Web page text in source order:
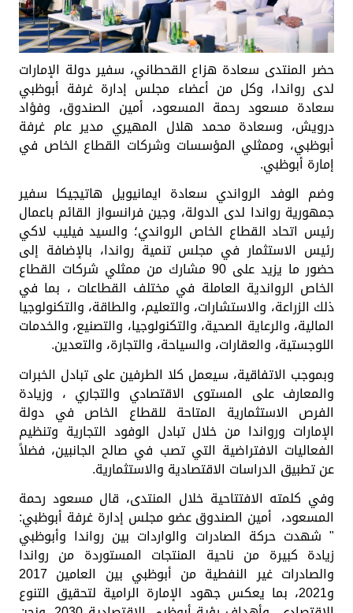
حضر المنتدى سعادة هزاع القحطاني، سفير دولة الإمارات
لدى رواندا، وكل من أعضاء مجلس إدارة غرفة أبوظبي
سعادة مسعود رحمة المسعود، أمين الصندوق، وفؤاد
درويش، وسعادة محمد هلال المهيري مدير عام غرفة
أبوظبي، وممثلي المؤسسات وشركات القطاع الخاص في
إمارة أبوظبي.
وضم الوفد الرواندي سعادة ايمانيويل هاتيجيكا سفير
جمهورية رواندا لدى الدولة، وجين فرانسواز القائم باعمال
رئيس اتحاد القطاع الخاص الرواندي؛ والسيد فيليب لاكي
رئيس الاستثمار في مجلس تنمية رواندا، بالإضافة إلى
حضور ما يزيد على 90 مشارك من ممثلي شركات القطاع
الخاص الرواندية العاملة في مختلف القطاعات ، بما في
ذلك الزراعة، والاستشارات، والتعليم، والطاقة، والتكنولوجيا
المالية، والرعاية الصحية، والتكنولوجيا، والتصنيع، والخدمات
اللوجستية، والعقارات، والسياحة، والتجارة، والتعدين.
وبموجب الاتفاقية، سيعمل كلا الطرفين على تبادل الخبرات
والمعارف على المستوى الاقتصادي والتجاري ، وزيادة
الفرص الاستثمارية المتاحة للقطاع الخاص في دولة
الإمارات ورواندا من خلال تبادل الوفود التجارية وتنظيم
الفعاليات الافتراضية التي تصب في صالح الجانبين، فضلاً
عن تطبيق الدراسات الاقتصادية والاستثمارية.
وفي كلمته الافتتاحية خلال المنتدى، قالمسعود رحمة
المسعود، أمين الصندوق عضو مجلس إدارة غرفة أبوظبي:
" شهدت حركة الصادرات والواردات بين رواندا وأبوظبي
زيادة كبيرة من ناحية المنتجات المستوردة من رواندا
والصادرات غير النفطية من أبوظبي بين العامين 2017
و2021، بما يعكس جهود الإمارة الرامية لتحقيق التنوع